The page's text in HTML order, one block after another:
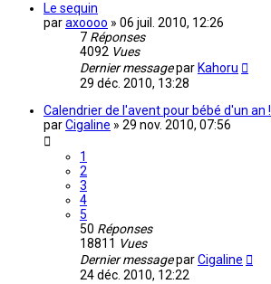
Le sequin
paraxoooo » 06 juil. 2010, 12:26
7 Réponses
4092 Vues
Dernier messagepar Kahoru
29 déc. 2010, 13:28
Calendrier de l'avent pour bébé d'un an !
parCigaline » 29 nov. 2010, 07:56
1
2
3
4
5
50 Réponses
18811 Vues
Dernier messageparCigaline
24 déc. 2010, 12:22